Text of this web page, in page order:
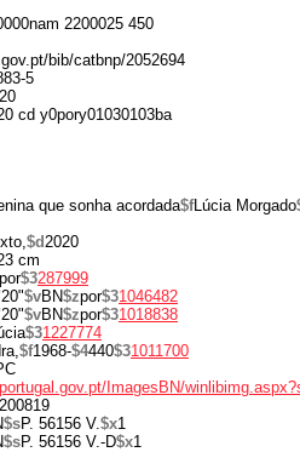
2200025 450
bib/catbnp/2052694
5
cd y0pory01030103ba
que sonha acordada$fLúcia Morgado
$d2020
cm
por$3287999
$vBN$zpor$31046482
$vBN$zpor$31018838
$31227774
$f1968-$4440$31011700
ImagesBN/
$sP. 56156 V.$x1
$sP. 56156 V.-D$x1